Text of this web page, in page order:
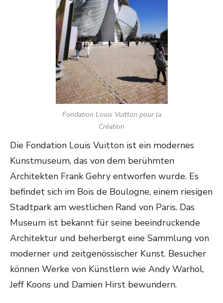
Fondation Louis Vuitton pour la
Création
Die Fondation Louis Vuitton ist ein modernes
Kunstmuseum, das von dem berühmten
Architekten Frank Gehry entworfen wurde. Es
befindet sich im Bois de Boulogne, einem riesigen
Stadtpark am westlichen Rand von Paris. Das
Museum ist bekannt für seine beeindruckende
Architektur und beherbergt eine Sammlung von
moderner und zeitgenössischer Kunst. Besucher
können Werke von Künstlern wie Andy Warhol,
Jeff Koons und Damien Hirst bewundern.